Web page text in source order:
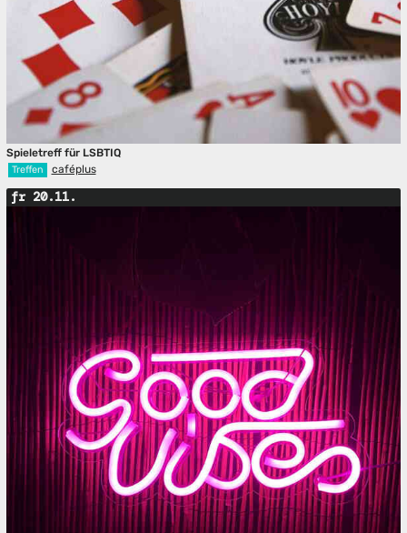
Spieletreff für LSBTIQ
Treffen caféplus
fr 20.11.